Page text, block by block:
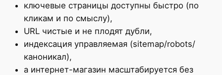
ключевые страницы доступны быстро (по
кликам и по смыслу),
URL чистые и не плодят дубли,
индексация управляемая (sitemap/robots/
каноникал),
а интернет-магазин масштабируется без